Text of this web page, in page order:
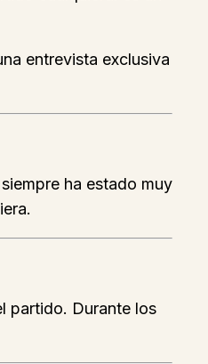
entrevista exclusiva
ha estado muy
partido. Durante los